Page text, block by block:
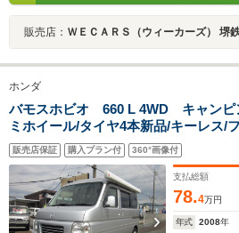
販売店： ＷＥＣＡＲＳ（ウィーカーズ） 堺
ホンダ
バモスホビオ 660 L 4WD キャンピ
ミホイール/タイヤ4本新品/キーレス/
ンド/ハイルーフ
販売店保証 購入プラン付 360°画像付
支払総額
78.4万円
年式 2008年